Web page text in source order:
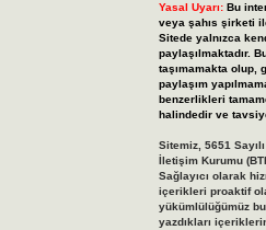
Yasal Uyarı: Bu
veya şahıs şirketi
Sitede yalnızca
paylaşılmaktadır.
taşımamakta olup,
paylaşım
benzerlikleri
halindedir ve
Sitemiz, 5651
İletişim Kurumu
Sağlayıcı olarak
içerikleri proaktif
yükümlülüğümüz
yazdıkları